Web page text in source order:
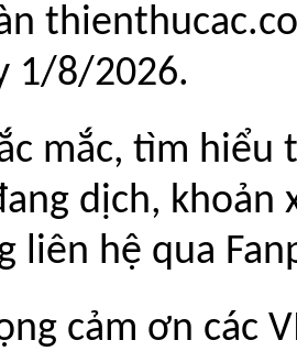
1/8/2026.
mắc, tìm hiểu
dịch, khoản
liên hệ qua
cảm ơn các